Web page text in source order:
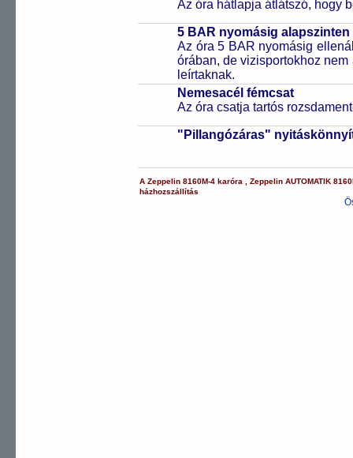
Az óra hátlapja átlátszó, hogy
5 BAR nyomásig alapszinten
Az óra 5 BAR nyomásig
órában, de vizisportokhoz
leírtaknak.
Nemesacél fémcsat
Az óra csatja tartós
"Pillangózáras"
AZeppelin 8160M-4 karóra ,Zeppelin AUTOMATIK
házhozszállítás